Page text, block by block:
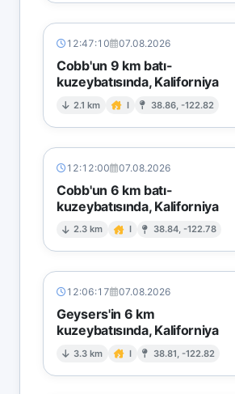
12:47:10 07.08.2026
Cobb'un 9 km batı-
kuzeybatısında, Kaliforniya
2.1 km I 38.86, -122.82
12:12:00 07.08.2026
Cobb'un 6 km batı-
kuzeybatısında, Kaliforniya
2.3 km I 38.84, -122.78
12:06:17 07.08.2026
Geysers'in 6 km
kuzeybatısında, Kaliforniya
3.3 km I 38.81, -122.82